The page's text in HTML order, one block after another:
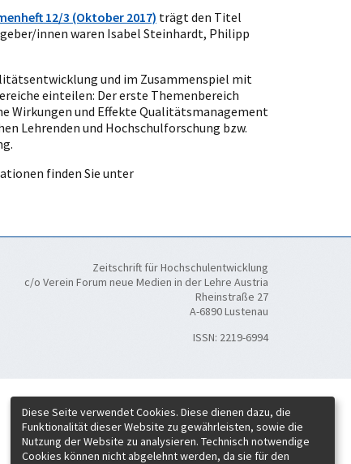
12/3 (Oktober 2017) trägt den Titel
innen waren Isabel Steinhardt, Philipp
und im Zusammenspiel mit
einteilen: Der erste Themenbereich
Wirkungen und Effekte Qualitätsmanagement
Lehrenden und Hochschulforschung bzw.
finden Sie unter
Zeitschrift für Hochschulentwicklung
c/o Verein Forum neue Medien in der Lehre Austria
Rheinstraße 27
A-6890 Lustenau
ISSN: 2219-6994
Diese Seite verwendet Cookies. Diese dienen dazu, die
Funktionalität dieser Website zu gewährleisten, sowie die
Nutzung der Website zu analysieren. Technisch notwendige
Cookies können nicht abgelehnt werden, da sie für den